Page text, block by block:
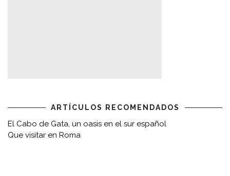
ARTÍCULOS RECOMENDADOS
El Cabo de Gata, un oasis en el sur español
Que visitar en Roma